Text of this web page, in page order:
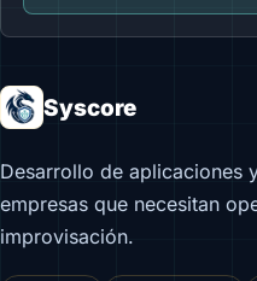
Syscore
Desarrollo de aplicaciones
empresas que necesitan
improvisación.